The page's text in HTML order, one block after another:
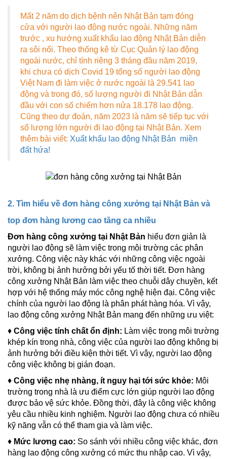
Mất 2 năm do dịch bệnh nên Nhật Bản tạm đóng
cửa với người lao động nước ngoài. Những năm
trước , xu hướng xuất khẩu lao động Nhật Bản diễn
ra sôi nổi. Theo thống kê từ Cục Quản lý lao động
ngoài nước, chỉ tính riêng 3 tháng đầu năm 2019,
khi chưa có dịch Covid 19 tổng số người lao động
Việt Nam đi làm việc ở nước ngoài là 29.541 lao
động và trong đó, số lượng người đi Nhật Bản dẫn
đầu với con số chiếm hơn nửa 18.178 lao động.
Cũng theo dự đoán, năm 2023 là năm sẽ tiếp tục với
số lượng lớn người đi lao động tại Nhật Bản. Xem
thêm bài viết: Xuất khẩu lao động Nhật Bản miền
đất hứa!
2. Tìm hiểu về đơn hàng công xưởng tại Nhật Bản và
top đơn hàng lương cao tăng ca nhiều
Đơn hàng công xưởng tại Nhật Bản hiểu đơn giản là
người lao động sẽ làm việc trong môi trường các phân
xưởng. Công việc này khác với những công việc ngoài
trời, không bị ảnh hưởng bởi yếu tố thời tiết. Đơn hàng
công xưởng Nhật Bản làm việc theo chuỗi dây chuyền, kết
hợp với hệ thống máy móc công nghệ hiện đại. Công việc
chính của người lao động là phân phát hàng hóa. Vì vậy,
lao động công xưởng Nhật Bản mang đến những ưu việt:
♦ Công việc tính chất ổn định: Làm việc trong môi trường
khép kín trong nhà, công việc của người lao động không bị
ảnh hưởng bởi điều kiện thời tiết. Vì vậy, người lao động
công việc không bị gián đoạn.
♦ Công việc nhẹ nhàng, ít nguy hại tới sức khỏe: Môi
trường trong nhà là ưu điểm cực lớn giúp người lao động
được bảo vệ sức khỏe. Đồng thời, đây là công việc không
yêu cầu nhiều kinh nghiệm. Người lao động chưa có nhiều
kỹ năng vẫn có thể tham gia và làm việc.
♦ Mức lương cao: So sánh với nhiều công việc khác, đơn
hàng lao động công xưởng có mức thu nhập cao. Vì vậy,